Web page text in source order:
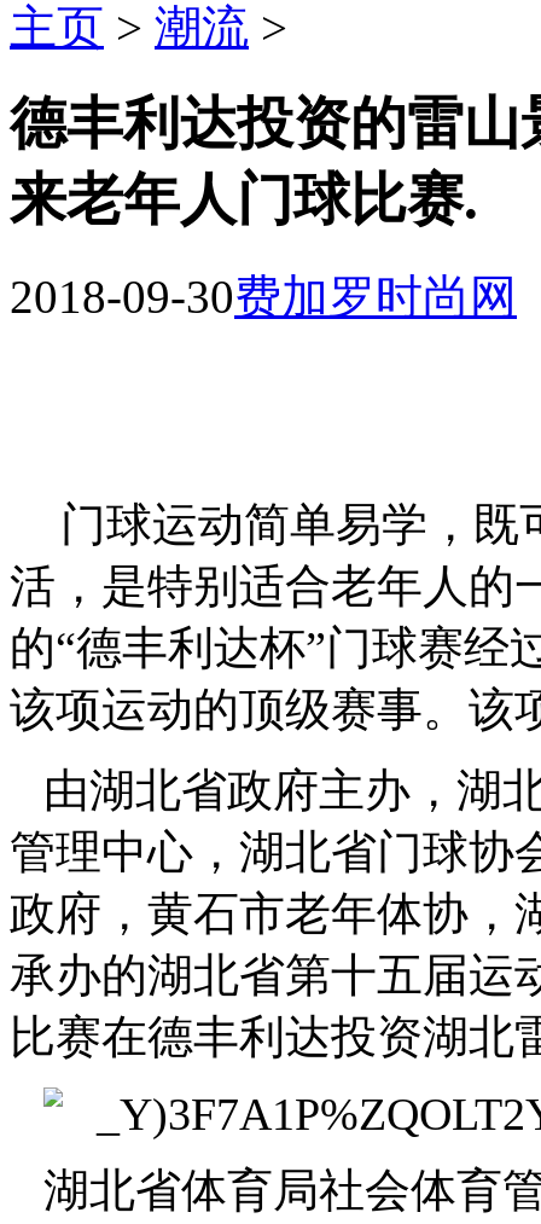
主页 > 潮流 >
德丰利达投资的雷
来老年人门球比赛.
2018-09-30费加罗时尚网
门球运动简单易学，
活，是特别适合老年人的
的“德丰利达杯”门球赛经
该项运动的顶级赛事。该
由湖北省政府主办，湖
管理中心，湖北省门球协
政府，黄石市老年体协，
承办的湖北省第十五届运
比赛在德丰利达投资湖北
湖北省体育局社会体育